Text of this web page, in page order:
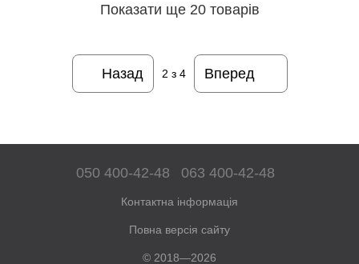
Показати ще 20 товарів
Назад 2 з 4 Вперед
050 400-42-48 063 400-42-48
Контактна інформація
Повна версія сайту
© 2018—2026